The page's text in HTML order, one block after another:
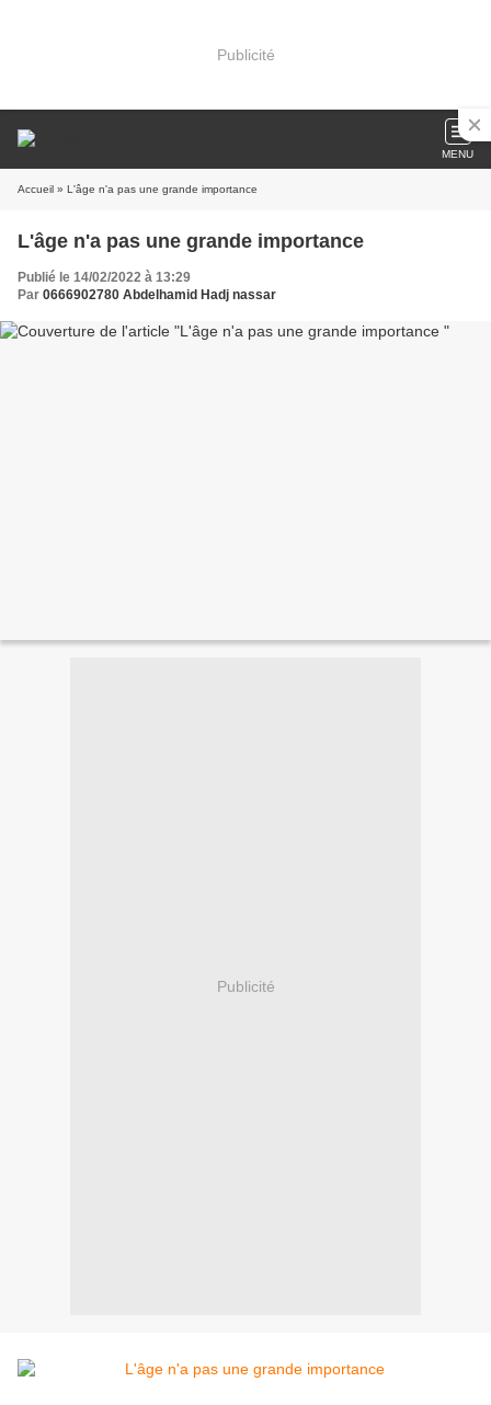
Publicité
MENU
Accueil » L'âge n'a pas une grande importance
L'âge n'a pas une grande importance
Publié le 14/02/2022 à 13:29
Par 0666902780 Abdelhamid Hadj nassar
Publicité